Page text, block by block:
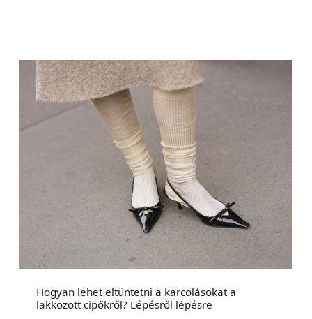
Hogyan lehet eltüntetni a karcolásokat a
lakkozott cipőkről? Lépésről lépésre